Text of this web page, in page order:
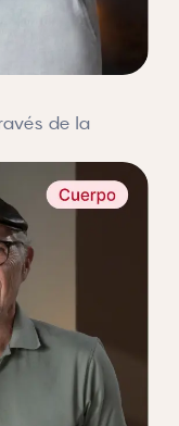
de la